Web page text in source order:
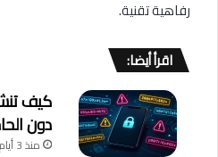
رفاهية تقنية.
اقرأ أيضا:
كيف
دون
منذ 3 أيام